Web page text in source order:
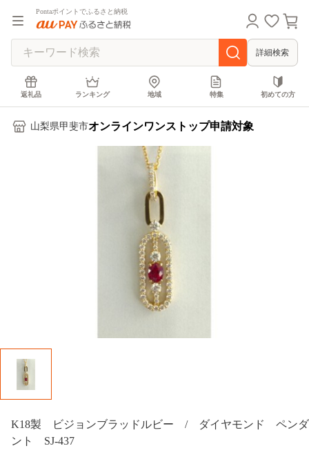
Pontaポイントでふるさと納税
詳細検索
返礼品 ランキング 地域 特集 初めての方
山梨県甲斐市オンラインワンストップ申請対象
K18製 ビジョンブラッドルビー / ダイヤモンド ペンダ
ント SJ-437